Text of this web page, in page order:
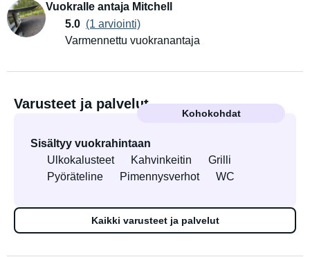
Vuokralle antaja Mitchell
5.0 (1 arviointi)
Varmennettu vuokranantaja
Varusteet ja palvelut
Kohokohdat
Sisältyy vuokrahintaan
Ulkokalusteet
Kahvinkeitin
Grilli
Pyöräteline
Pimennysverhot WC
Kaikki varusteet ja palvelut